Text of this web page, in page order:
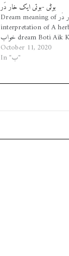
بوٹی -بوتی ایک خار دَر
Dream meaning of بوٹی -بوتی ایک خار دَرDream
interpretation of A
October 11, 2020
In "ب"